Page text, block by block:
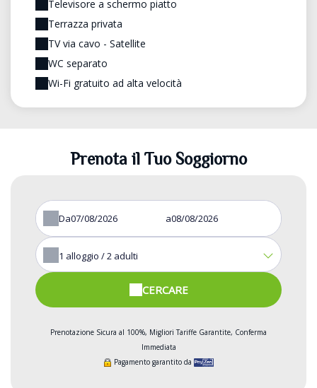
Televisore a schermo piatto
Terrazza privata
TV via cavo - Satellite
WC separato
Wi-Fi gratuito ad alta velocità
Prenota il Tuo Soggiorno
Da a
1 alloggio /2 adulti
CERCARE
Prenotazione Sicura al 100%, Migliori Tariffe Garantite, Conferma
Immediata
Pagamento garantito da